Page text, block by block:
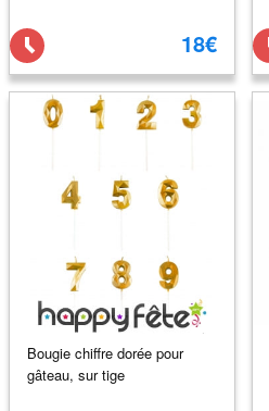
18€
Bougie chiffre dorée pour
gâteau, sur tige